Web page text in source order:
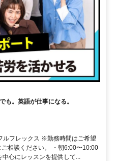
も。英語が仕事になる。
ルフレックス ※勤務時間はご希望
相談ください。 ・朝6:00〜10:00
心にレッスンを提供して...